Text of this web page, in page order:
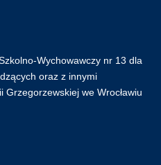
Wychowawczy nr 13 dla
oraz z innymi
Grzegorzewskiej we Wrocławiu